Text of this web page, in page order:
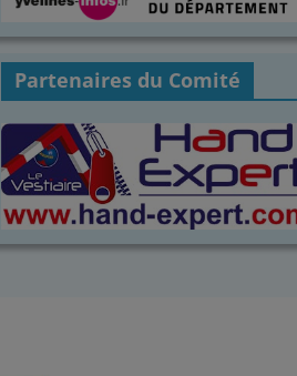
Partenaires du Comité